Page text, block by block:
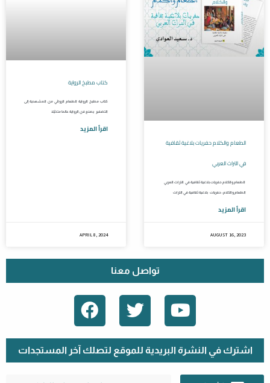
كتاب مطبخ الرواية
كتاب مطبخ الرواية الطعام الروائي من المشهدية إلى
التضفير يصنع فن الرواية عالما متخيَّلا
اقرأ المزيد
APRIL 8, 2024
الطعام والكلام حفريات بلاغية ثقافية
في التراث العربي
الطعام والكلام حفريات بلاغية ثقافية في التراث العربي
الطعام والكلام: حفريات بلاغية ثقافية في التراث
اقرأ المزيد
AUGUST 16, 2023
تواصل معنا
F
A
C
E
T
W
I
T
Y
O
U
T
U
اشترك في النشرة البريدية للموقع لتصلك آخر المستجدات